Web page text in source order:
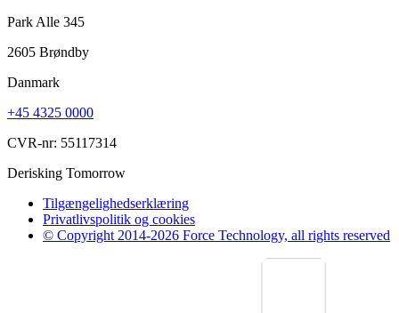
Park Alle 345
2605 Brøndby
Danmark
+45 4325 0000
CVR-nr: 55117314
Derisking Tomorrow
Tilgængelighedserklæring
Privatlivspolitik og cookies
© Copyright 2014-2026 Force Technology, all rights reserved